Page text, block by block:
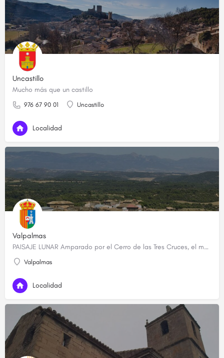
Uncastillo
Mucho más que un castillo
976 67 90 01 Uncastillo
Localidad
Valpalmas
PAISAJE LUNAR Amparado por el Cerro de las Tres Cruces, el municipio de Valpalmas –situado a 70 kilometros…
Valpalmas
Localidad